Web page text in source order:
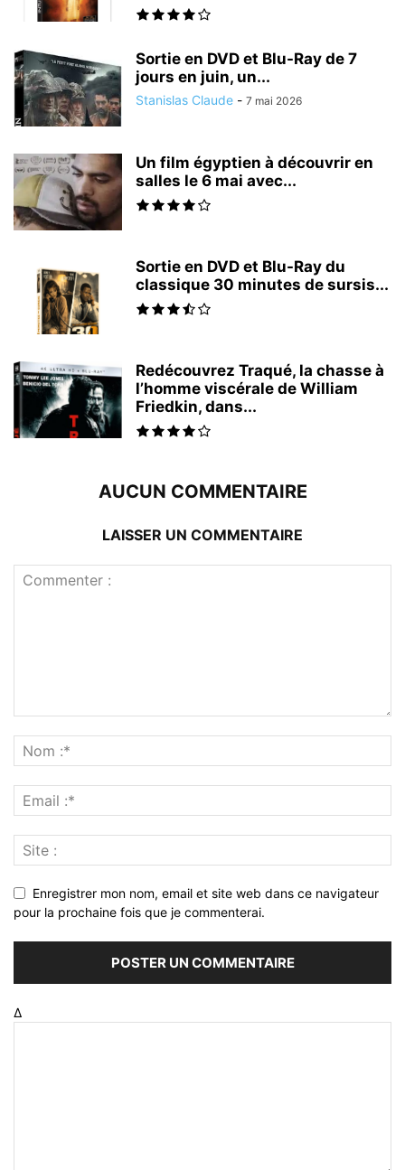
Sortie en DVD et Blu-Ray de 7
jours en juin, un...
Stanislas Claude - 7 mai 2026
Un film égyptien à découvrir en
salles le 6 mai avec...
Sortie en DVD et Blu-Ray du
classique 30 minutes de sursis...
Redécouvrez Traqué, la chasse à
l’homme viscérale de William
Friedkin, dans...
AUCUN COMMENTAIRE
LAISSER UN COMMENTAIRE
Enregistrer mon nom, email et site web dans ce navigateur
pour la prochaine fois que je commenterai.
Δ